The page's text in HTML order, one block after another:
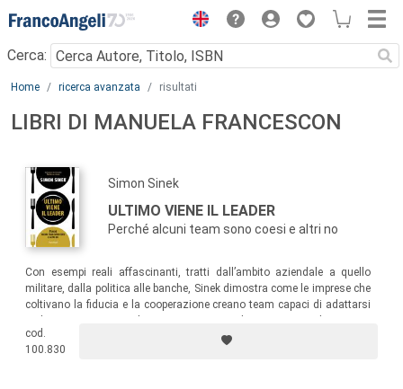
Menu
Cerca:
Main content
Home ricerca avanzata risultati
LIBRI DI MANUELA FRANCESCON
Simon Sinek
ULTIMO VIENE IL LEADER
Perché alcuni team sono coesi e altri no
Con esempi reali affascinanti, tratti dall’ambito aziendale a quello
militare, dalla politica alle banche, Sinek dimostra come le imprese che
coltivano la fiducia e la cooperazione creano team capaci di adattarsi
tutte le energie sono dedicate a cogliere le opportunità.
cod.
100.830